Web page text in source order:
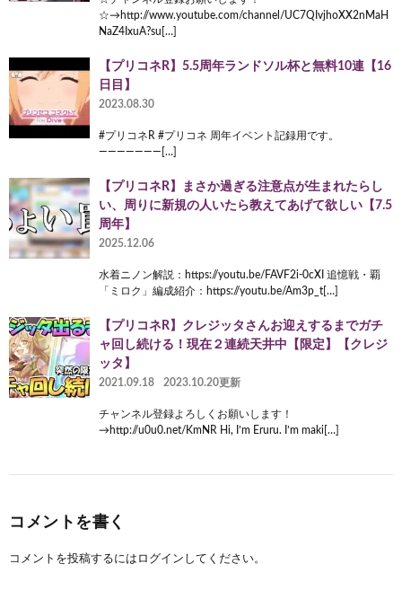
☆→http://www.youtube.com/channel/UC7QIvjhoXX2nMaH
NaZ4IxuA?su[…]
【プリコネR】5.5周年ランドソル杯と無料10連【16
日目】
2023.08.30
#プリコネR #プリコネ 周年イベント記録用です。
———————[…]
【プリコネR】まさか過ぎる注意点が生まれたらし
い、周りに新規の人いたら教えてあげて欲しい【7.5
周年】
2025.12.06
水着ニノン解説：https://youtu.be/FAVF2i-0cXI 追憶戦・覇
「ミロク」編成紹介：https://youtu.be/Am3p_t[…]
【プリコネR】クレジッタさんお迎えするまでガチ
ャ回し続ける！現在２連続天井中【限定】【クレジ
ッタ】
2021.09.18 2023.10.20更新
チャンネル登録よろしくお願いします！
→http://u0u0.net/KmNR Hi, I’m Eruru. I’m maki[…]
コメントを書く
コメントを投稿するには ログイン してください。